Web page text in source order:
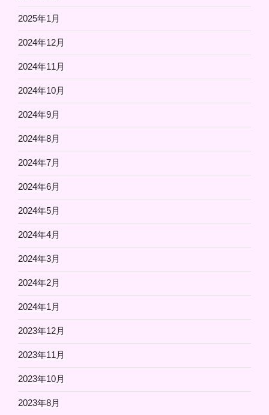
2025年1月
2024年12月
2024年11月
2024年10月
2024年9月
2024年8月
2024年7月
2024年6月
2024年5月
2024年4月
2024年3月
2024年2月
2024年1月
2023年12月
2023年11月
2023年10月
2023年8月